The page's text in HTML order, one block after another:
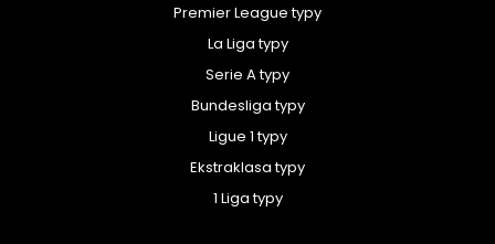
Premier League typy
La Liga typy
Serie A typy
Bundesliga typy
Ligue 1 typy
Ekstraklasa typy
1 Liga typy